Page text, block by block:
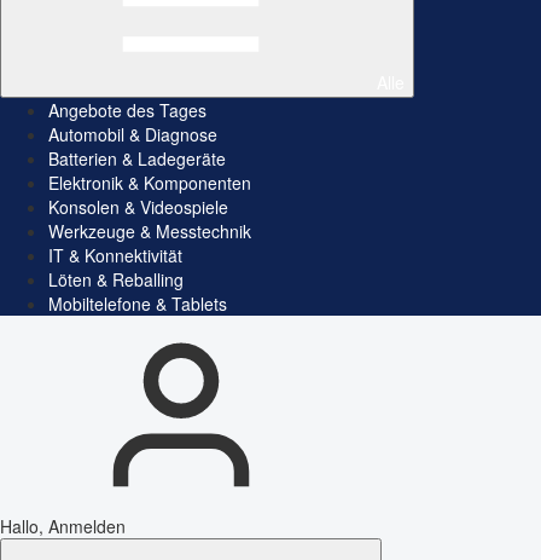
Angebote des Tages
Automobil & Diagnose
Batterien & Ladegeräte
Elektronik & Komponenten
Konsolen & Videospiele
Werkzeuge & Messtechnik
IT & Konnektivität
Löten & Reballing
Mobiltelefone & Tablets
Hallo, Anmelden